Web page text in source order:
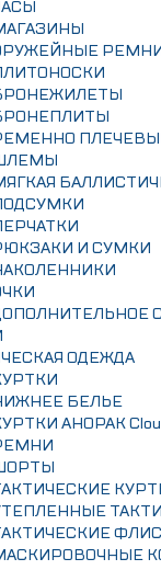
И СУМКИ
ОДЕЖДА
БЕЛЬЕ
АНОРАК